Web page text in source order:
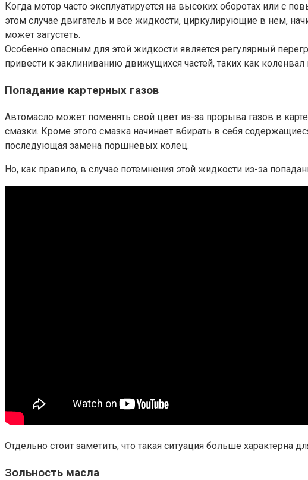
Когда мотор часто эксплуатируется на высоких оборотах или с
этом случае двигатель и все жидкости, циркулирующие в нем,
может загустеть.
Особенно опасным для этой жидкости является регулярный
привести к заклиниванию движущихся частей, таких как
Попадание картерных газов
Автомасло может поменять свой цвет из-за прорыва газов в
смазки. Кроме этого смазка начинает вбирать в себя
последующая замена поршневых колец.
Но, как правило, в случае потемнения этой жидкости из-за
Отдельно стоит заметить, что такая ситуация больше
Зольность масла